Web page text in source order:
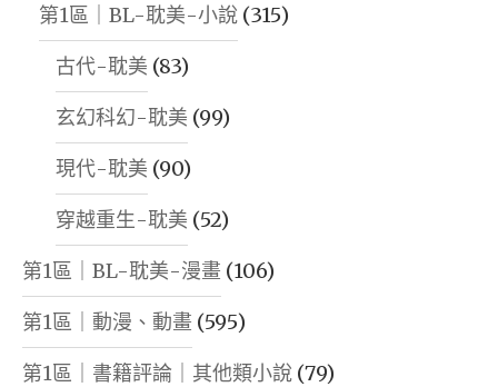
第1區｜BL-耽美-小說 (315)
古代-耽美 (83)
玄幻科幻-耽美 (99)
現代-耽美 (90)
穿越重生-耽美 (52)
第1區｜BL-耽美-漫畫 (106)
第1區｜動漫、動畫 (595)
第1區｜書籍評論｜其他類小說 (79)